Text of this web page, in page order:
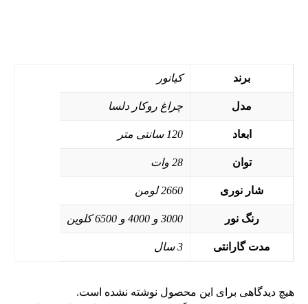
برند کیانور
مدل چراغ روکار دلسا
ابعاد 120 سانتی متر
توان 28 وات
شار نوری 2660 لومن
رنگ نور 3000 و 4000 و 6500 کلوین
مدت گارانتی 3 سال
هیچ دیدگاهی برای این محصول نوشته نشده است.